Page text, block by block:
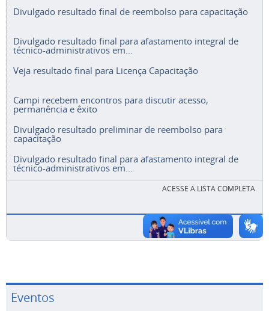
Divulgado resultado final de reembolso para capacitação
Divulgado resultado final para afastamento integral de
técnico-administrativos em...
Veja resultado final para Licença Capacitação
Campi recebem encontros para discutir acesso,
permanência e êxito
Divulgado resultado preliminar de reembolso para
capacitação
Divulgado resultado final para afastamento integral de
técnico-administrativos em...
ACESSE A LISTA COMPLETA
Eventos